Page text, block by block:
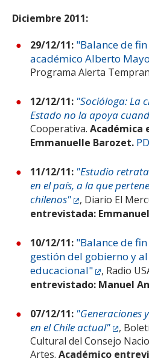
Diciembre 2011:
29/12/11: "Balance de
académico Alberto
Programa Alerta
12/12/11: "Socióloga: La
Estado no la apoya
Cooperativa. Académica
Emmanuelle Barozet.
11/12/11: "Estudio
en el país, a la que
chilenos"
, Diario El
entrevistada:
10/12/11: "Balance de
gestión del gobierno y
educacional"
, Radio
entrevistado: Manuel
07/12/11: "Generaciones
en el Chile actual"
,
Cultural del Consejo
Artes. Académico